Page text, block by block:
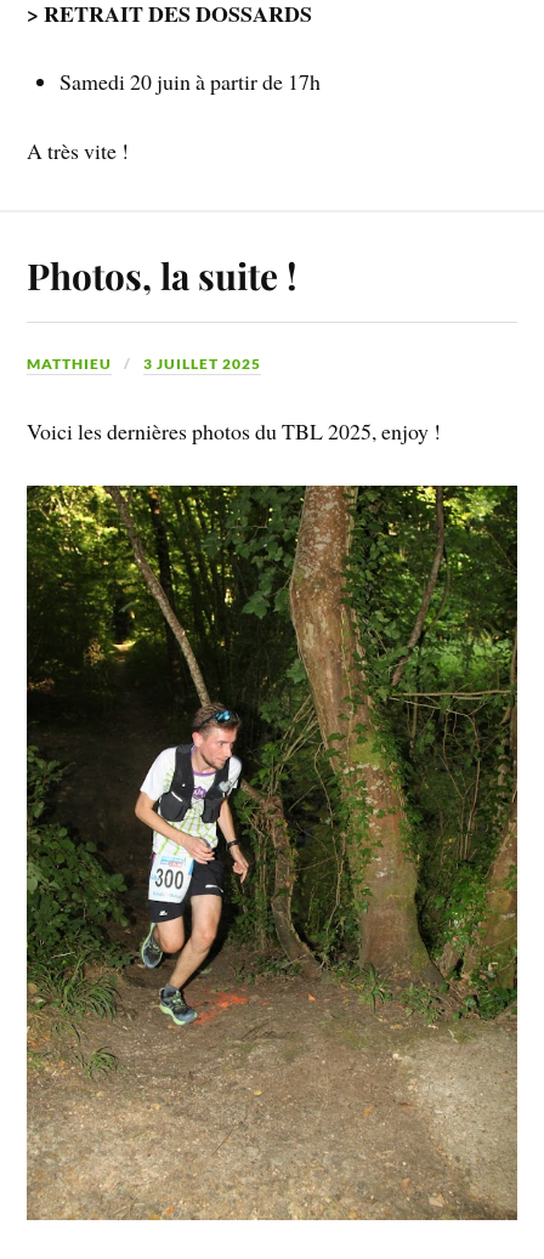
> RETRAIT DES DOSSARDS
Samedi 20 juin à partir de 17h
A très vite !
Photos, la suite !
MATTHIEU 3 JUILLET 2025
Voici les dernières photos du TBL 2025, enjoy !